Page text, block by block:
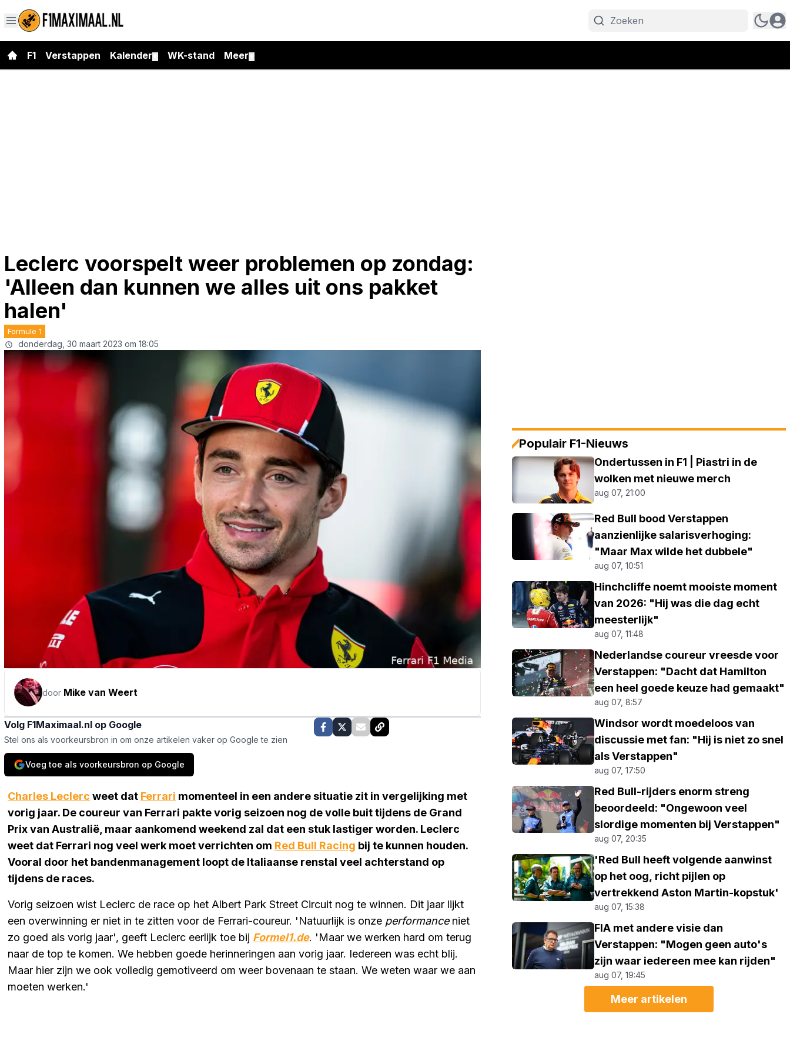
F1 Verstappen Kalender WK-stand Meer
Leclerc voorspelt weer problemen op zondag:
'Alleen dan kunnen we alles uit ons pakket
halen'
Formule 1
donderdag, 30 maart 2023 om 18:05
door Mike van Weert
Volg F1Maximaal.nl op Google
Stel ons als voorkeursbron in om onze artikelen vaker op Google te zien
Voeg toe als voorkeursbron op Google
Charles Leclerc weet dat Ferrari momenteel in een andere situatie zit in vergelijking met
vorig jaar. De coureur van Ferrari pakte vorig seizoen nog de volle buit tijdens de Grand
Prix van Australië, maar aankomend weekend zal dat een stuk lastiger worden. Leclerc
weet dat Ferrari nog veel werk moet verrichten om Red Bull Racing bij te kunnen houden.
Vooral door het bandenmanagement loopt de Italiaanse renstal veel achterstand op
tijdens de races.
Vorig seizoen wist Leclerc de race op het Albert Park Street Circuit nog te winnen. Dit jaar lijkt
een overwinning er niet in te zitten voor de Ferrari-coureur. 'Natuurlijk is onze performance niet
zo goed als vorig jaar', geeft Leclerc eerlijk toe bij Formel1.de. 'Maar we werken hard om terug
naar de top te komen. We hebben goede herinneringen aan vorig jaar. Iedereen was echt blij.
Maar hier zijn we ook volledig gemotiveerd om weer bovenaan te staan. We weten waar we aan
moeten werken.'
Populair F1-Nieuws
Ondertussen in F1 | Piastri in de
wolken met nieuwe merch
aug 07, 21:00
Red Bull bood Verstappen
aanzienlijke salarisverhoging:
"Maar Max wilde het dubbele"
aug 07, 10:51
Hinchcliffe noemt mooiste moment
van 2026: "Hij was die dag echt
meesterlijk"
aug 07, 11:48
Nederlandse coureur vreesde voor
Verstappen: "Dacht dat Hamilton
een heel goede keuze had gemaakt"
aug 07, 8:57
Windsor wordt moedeloos van
discussie met fan: "Hij is niet zo snel
als Verstappen"
aug 07, 17:50
Red Bull-rijders enorm streng
beoordeeld: "Ongewoon veel
slordige momenten bij Verstappen"
aug 07, 20:35
'Red Bull heeft volgende aanwinst
op het oog, richt pijlen op
vertrekkend Aston Martin-kopstuk'
aug 07, 15:38
FIA met andere visie dan
Verstappen: "Mogen geen auto's
zijn waar iedereen mee kan rijden"
aug 07, 19:45
Meer artikelen